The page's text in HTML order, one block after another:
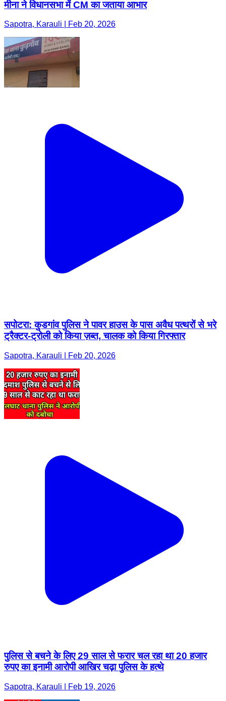
मीना ने विधानसभा में CM का जताया आभार
Sapotra, Karauli | Feb 20, 2026
सपोटरा: कुडगांव पुलिस ने पावर हाउस के पास अवैध पत्थरों से भरे
ट्रैक्टर-ट्रोली को किया ज़ब्त, चालक को किया गिरफ्तार
Sapotra, Karauli | Feb 20, 2026
पुलिस से बचने के लिए 29 साल से फरार चल रहा था 20 हजार
रुपए का इनामी आरोपी आखिर चढ़ा पुलिस के हत्थे
Sapotra, Karauli | Feb 19, 2026